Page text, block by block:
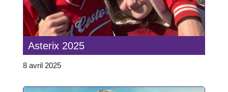
Asterix 2025
8 avril 2025